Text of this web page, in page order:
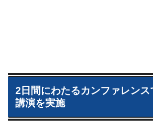
2日間にわたるカンファレンス
講演を実施